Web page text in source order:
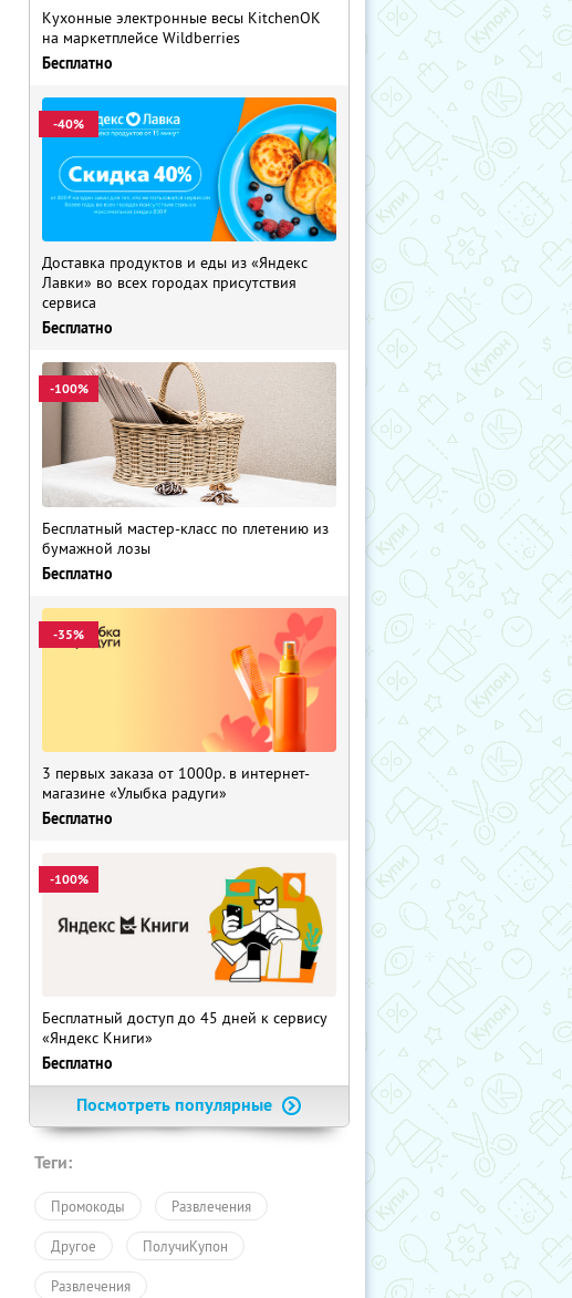
Кухонные электронные весы KitchenOK
на маркетплейсе Wildberries
Бесплатно
-40%
Доставка продуктов и еды из «Яндекс
Лавки» во всех городах присутствия
сервиса
Бесплатно
-100%
Бесплатный мастер-класс по плетению из
бумажной лозы
Бесплатно
-35%
3 первых заказа от 1000р. в интернет-
магазине «Улыбка радуги»
Бесплатно
-100%
Бесплатный доступ до 45 дней к сервису
«Яндекс Книги»
Бесплатно
Посмотреть популярные
Теги:
Промокоды Развлечения
Другое ПолучиКупон
Развлечения